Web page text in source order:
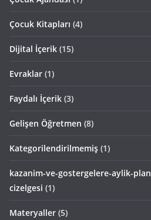
Çocuk Kitapları (4)
Dijital İçerik (15)
Evraklar (1)
Faydalı İçerik (3)
Gelişen Öğretmen (8)
Kategorilendirilmemiş (1)
kazanim-ve-gostergelere-aylik-
cizelgesi (1)
Materyaller (5)